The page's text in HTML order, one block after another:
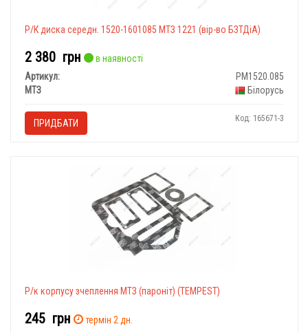
Р/К диска середн. 1520-1601085 МТЗ 1221 (вір-во БЗТДіА)
2 380 грн
в наявності
Артикул:
РМ1520.085
МТЗ
Білорусь
ПРИДБАТИ Код: 165671-3
Р/к корпусу зчеплення МТЗ (пароніт) (TEMPEST)
245 грн
термін 2 дн.